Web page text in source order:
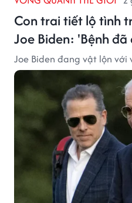
Con trai tiết lộ tình
Joe Biden: 'Bệnh
Joe Biden đang vật lộn với